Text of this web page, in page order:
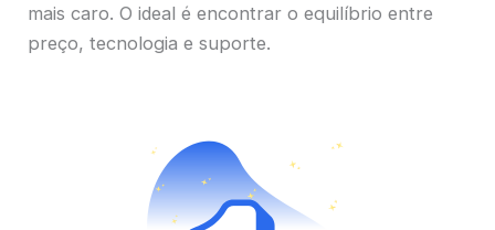
mais caro. O ideal é encontrar o equilíbrio entre
preço, tecnologia e suporte.